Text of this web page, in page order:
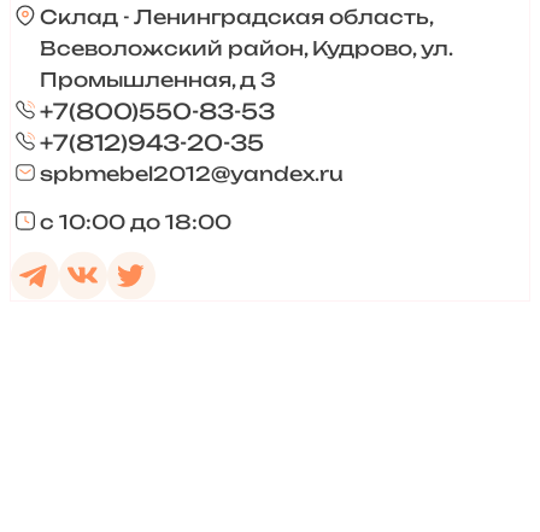
Склад - Ленинградская область,
Всеволожский район, Кудрово, ул.
Промышленная, д 3
+7(800)550-83-53
+7(812)943-20-35
spbmebel2012@yandex.ru
с 10:00 до 18:00